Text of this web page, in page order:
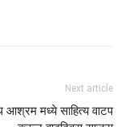
Next article
आश्रम मध्ये साहित्य वाटप